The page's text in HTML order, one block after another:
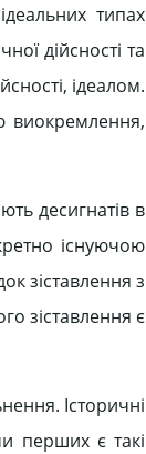
типах
дійсності та
ідеалом.
виокремлення,
десигнатів в
існуючою
зіставлення з
зіставлення є
Історичні
перших є такі